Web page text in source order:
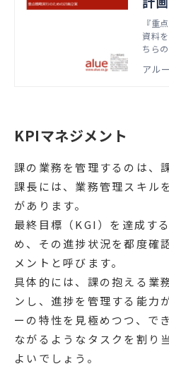
ード
『重
資料
ちら
実際
アル
KPIマネジメント
課の業務を管理するのは、
課長には、業務管理スキル
があります。
最終目標（KGI）を達成す
め、その進捗状況を都度確
メントと呼びます。
具体的には、課の抱える業
ンし、進捗を管理する能力
ーの特性を見極めつつ、で
ながるようなタスクを割り
よいでしょう。